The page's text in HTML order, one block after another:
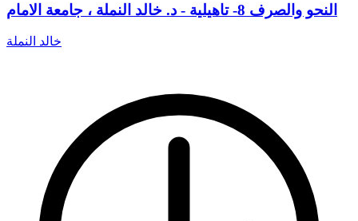
النحو والصرف 8- تاهيلية - د. خالد النملة ، جامعة الامام
خالد النملة